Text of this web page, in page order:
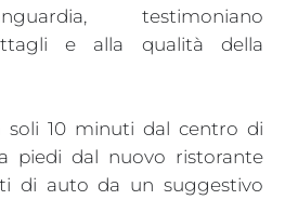
testimoniano
e alla qualità della
soli 10 minuti dal centro di
piedi dal nuovo ristorante
di auto da un suggestivo